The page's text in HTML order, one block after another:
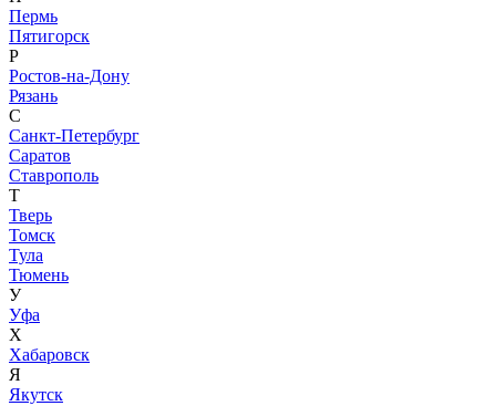
Пермь
Пятигорск
Р
Ростов-на-Дону
Рязань
С
Санкт-Петербург
Саратов
Ставрополь
Т
Тверь
Томск
Тула
Тюмень
У
Уфа
Х
Хабаровск
Я
Якутск